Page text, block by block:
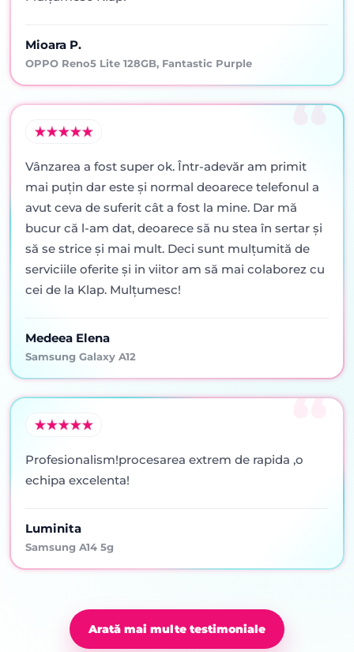
Mioara P.
OPPO Reno5 Lite 128GB, Fantastic Purple
Vânzarea a fost super ok. Într-adevăr am primit
mai puţin dar este şi normal deoarece telefonul a
avut ceva de suferit cât a fost la mine. Dar mă
bucur că l-am dat, deoarece să nu stea în sertar şi
să se strice şi mai mult. Deci sunt mulţumită de
serviciile oferite şi in viitor am să mai colaborez cu
cei de la Klap. Mulţumesc!
Medeea Elena
Samsung Galaxy A12
Profesionalism!procesarea extrem de rapida ,o
echipa excelenta!
Luminita
Samsung A14 5g
Arată mai multe testimoniale